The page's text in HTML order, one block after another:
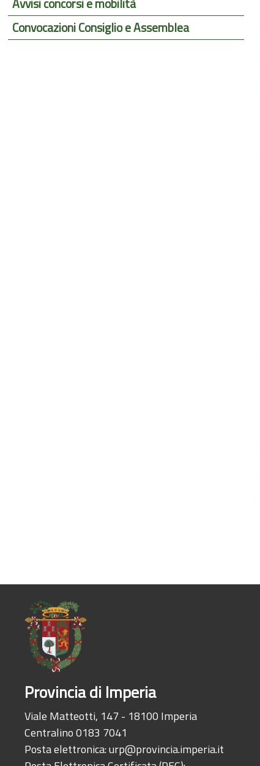
Avvisi concorsi e mobilità
Convocazioni Consiglio e Assemblea
Provincia di Imperia
Viale Matteotti, 147 - 18100 Imperia
Centralino 0183 7041
Posta elettronica:urp@provincia.imperia.it